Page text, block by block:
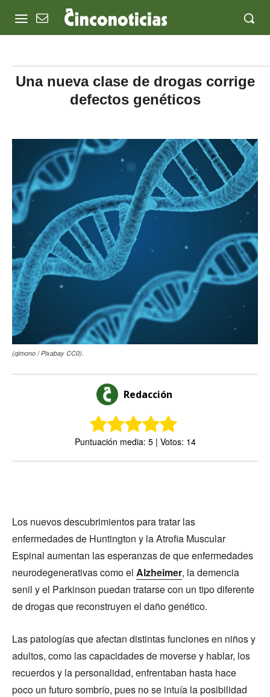
Una nueva clase de drogas corrige
defectos genéticos
(qimono / Pixabay CC0).
Redacción
Puntuación media: 5 | Votos: 14
Los nuevos descubrimientos para tratar las
enfermedades de Huntington y la Atrofia Muscular
Espinal aumentan las esperanzas de que enfermedades
neurodegenerativas como el Alzheimer, la demencia
senil y el Parkinson puedan tratarse con un tipo diferente
de drogas que reconstruyen el daño genético.
Las patologías que afectan distintas funciones en niños y
adultos, como las capacidades de moverse y hablar, los
recuerdos y la personalidad, enfrentaban hasta hace
poco un futuro sombrío, pues no se intuía la posibilidad